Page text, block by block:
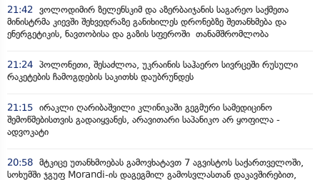
21:42
ვოლოდიმირ ზელენსკიმ და აზერბაიჯანის საგარეო საქმეთა
მინისტრმა კიევში შეხვედრაზე განიხილეს დრონებზე შეთანხმება და
ენერგეტიკის, ნავთობისა და გაზის სფეროში თანამშრომლობა
21:24 პოლონეთი, შესაძლოა, უკრაინის საჰაერო სივრცეში რუსული
რაკეტების ჩამოგდების საკითხს დაუბრუნდეს
21:15 ირაკლი ღარიბაშვილი კლინიკაში გეგმური სამედიცინო
შემოწმებისთვის გადაიყვანეს, არავითარი საპანიკო არ ყოფილა -
ადვოკატი
20:58 მტკიცე უთანხმოებას გამოვხატავთ 7 აგვისტოს საქართველოში,
სოხუმში ჯგუფ Morandi-ის დაგეგმილ გამოსვლასთან დაკავშირებით,